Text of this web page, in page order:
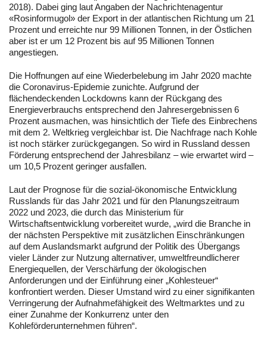
2018). Dabei ging laut Angaben der Nachrichtenagentur
«Rosinformugol» der Export in der atlantischen Richtung um 21
Prozent und erreichte nur 99 Millionen Tonnen, in der Östlichen
aber ist er um 12 Prozent bis auf 95 Millionen Tonnen
angestiegen.
Die Hoffnungen auf eine Wiederbelebung im Jahr 2020 machte
die Coronavirus-Epidemie zunichte. Aufgrund der
flächendeckenden Lockdowns kann der Rückgang des
Energieverbrauchs entsprechend den Jahresergebnissen 6
Prozent ausmachen, was hinsichtlich der Tiefe des Einbrechens
mit dem 2. Weltkrieg vergleichbar ist. Die Nachfrage nach Kohle
ist noch stärker zurückgegangen. So wird in Russland dessen
Förderung entsprechend der Jahresbilanz – wie erwartet wird –
um 10,5 Prozent geringer ausfallen.
Laut der Prognose für die sozial-ökonomische Entwicklung
Russlands für das Jahr 2021 und für den Planungszeitraum
2022 und 2023, die durch das Ministerium für
Wirtschaftsentwicklung vorbereitet wurde, „wird die Branche in
der nächsten Perspektive mit zusätzlichen Einschränkungen
auf dem Auslandsmarkt aufgrund der Politik des Übergangs
vieler Länder zur Nutzung alternativer, umweltfreundlicherer
Energiequellen, der Verschärfung der ökologischen
Anforderungen und der Einführung einer „Kohlesteuer“
konfrontiert werden. Dieser Umstand wird zu einer signifikanten
Verringerung der Aufnahmefähigkeit des Weltmarktes und zu
einer Zunahme der Konkurrenz unter den
Kohleförderunternehmen führen“.